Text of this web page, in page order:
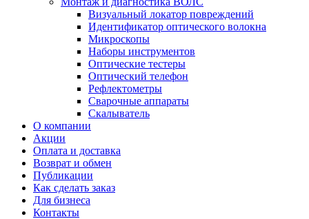
Визуальный локатор повреждений
Идентификатор оптического волокна
Микроскопы
Наборы инструментов
Оптические тестеры
Оптический телефон
Рефлектометры
Сварочные аппараты
Скалыватель
О компании
Акции
Оплата и доставка
Возврат и обмен
Публикации
Как сделать заказ
Для бизнеса
Контакты